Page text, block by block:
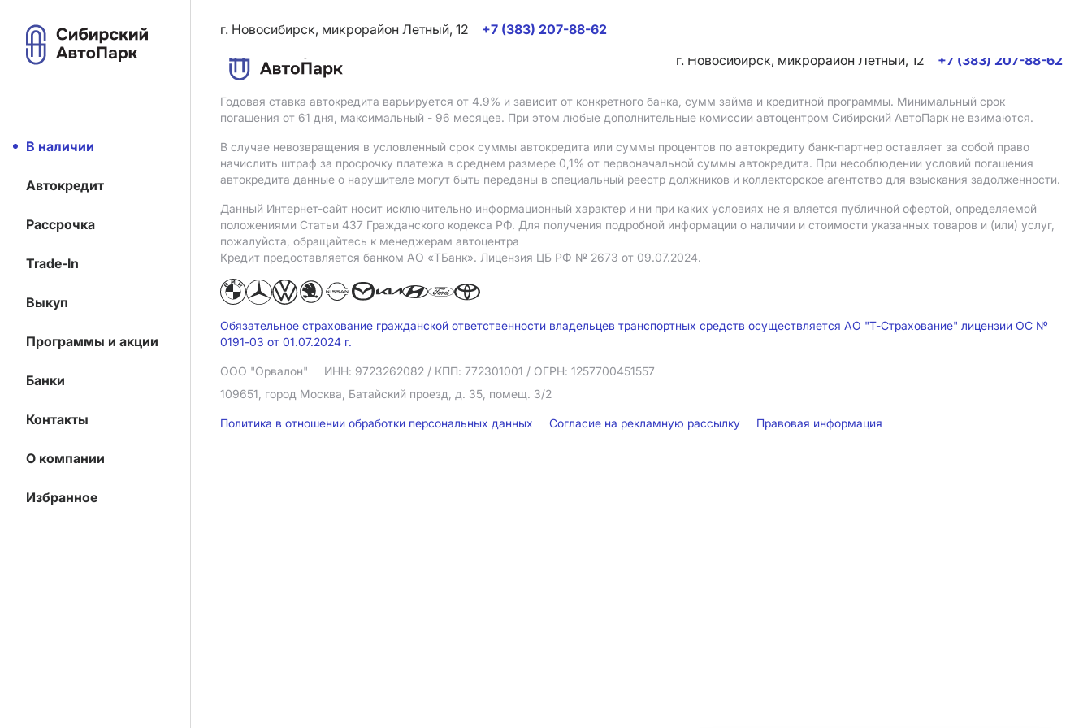
В наличии
Автокредит
Рассрочка
Trade-In
Выкуп
Программы и акции
Банки
Контакты
О компании
Избранное
г. Новосибирск, микрорайон Летный, 12
+7 (383) 207-88-62
г. Новосибирск, микрорайон Летный, 12
+7 (383) 207-88-62
Годовая ставка автокредита варьируется от 4.9% и зависит от конкретного банка, сумм займа и кредитной программы. Минимальный срок
погашения от 61 дня, максимальный - 96 месяцев. При этом любые дополнительные комиссии автоцентром Сибирский АвтоПарк не взимаются.
В случае невозвращения в условленный срок суммы автокредита или суммы процентов по автокредиту банк-партнер оставляет за собой право
начислить штраф за просрочку платежа в среднем размере 0,1% от первоначальной суммы автокредита. При несоблюдении условий погашения
автокредита данные о нарушителе могут быть переданы в специальный реестр должников и коллекторское агентство для взыскания задолженности.
Данный Интернет-сайт носит исключительно информационный характер и ни при каких условиях не я вляется публичной офертой, определяемой
положениями Статьи 437 Гражданского кодекса РФ. Для получения подробной информации о наличии и стоимости указанных товаров и (или) услуг,
пожалуйста, обращайтесь к менеджерам автоцентра
Кредит предоставляется банком АO «ТБанк». Лицензия ЦБ РФ № 2673 от 09.07.2024.
Обязательное страхование гражданской ответственности владельцев транспортных средств осуществляется АО "Т-Страхование" лицензии ОС №
0191-03 от 01.07.2024 г.
ООО "Орвалон" ИНН: 9723262082 / КПП: 772301001 / ОГРН: 1257700451557
109651, город Москва, Батайский проезд, д. 35, помещ. 3/2
Политика в отношении обработки персональных данных Согласие на рекламную рассылку Правовая информация